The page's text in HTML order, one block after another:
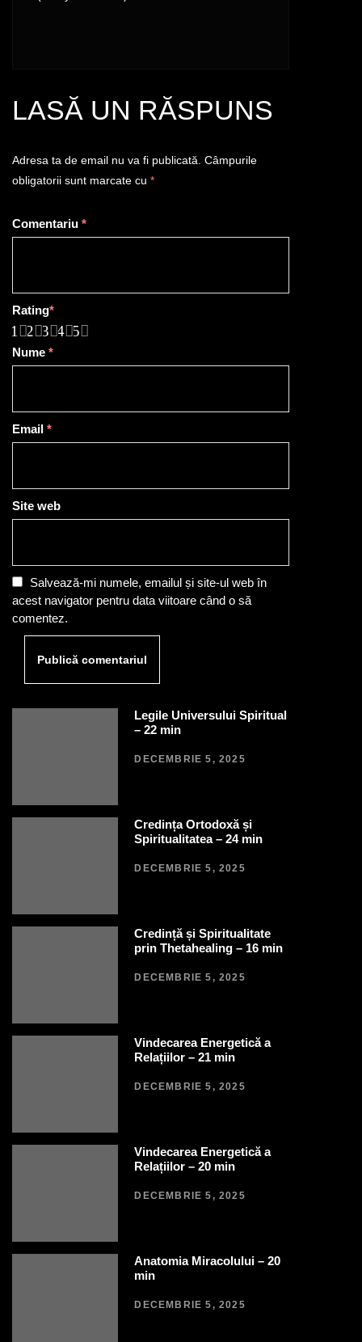
LASĂ UN RĂSPUNS
Adresa ta de email nu va fi publicată. Câmpurile
obligatorii sunt marcate cu *
Comentariu *
Rating*
5
4
3
2
1
Nume *
Email *
Site web
Salvează-mi numele, emailul și site-ul web în
acest navigator pentru data viitoare când o să
comentez.
Legile Universului Spiritual
– 22 min
DECEMBRIE 5, 2025
Credința Ortodoxă și
Spiritualitatea – 24 min
DECEMBRIE 5, 2025
Credință și Spiritualitate
prin Thetahealing – 16 min
DECEMBRIE 5, 2025
Vindecarea Energetică a
Relațiilor – 21 min
DECEMBRIE 5, 2025
Vindecarea Energetică a
Relațiilor – 20 min
DECEMBRIE 5, 2025
Anatomia Miracolului – 20
min
DECEMBRIE 5, 2025